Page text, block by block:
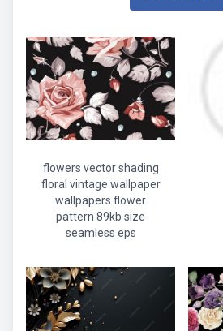
flowers vector shading
floral vintage wallpaper
wallpapers flower
pattern 89kb size
seamless eps